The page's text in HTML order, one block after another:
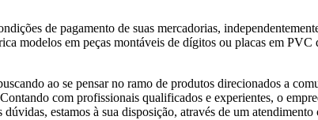
de pagamento de suas mercadorias,
em peças montáveis de dígitos ou placas em PVC
ao se pensar no ramo de produtos direcionados a
com profissionais qualificados e experientes, o
estamos à sua disposição, através de um